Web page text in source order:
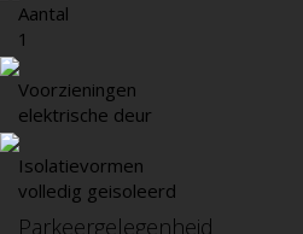
Aantal
1
Voorzieningen
elektrische deur
Isolatievormen
volledig geisoleerd
Parkeergelegenheid